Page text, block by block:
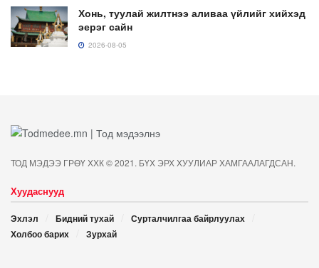
Хонь, туулай жилтнээ аливаа үйлийг хийхэд
эерэг сайн
2026-08-05
ТОД МЭДЭЭ ГРӨҮ ХХК © 2021. БҮХ ЭРХ ХУУЛИАР ХАМГААЛАГДСАН.
Хуудаснууд
Эхлэл Бидний тухай
Сурталчилгаа байрлуулах
Холбоо барих
Зурхай